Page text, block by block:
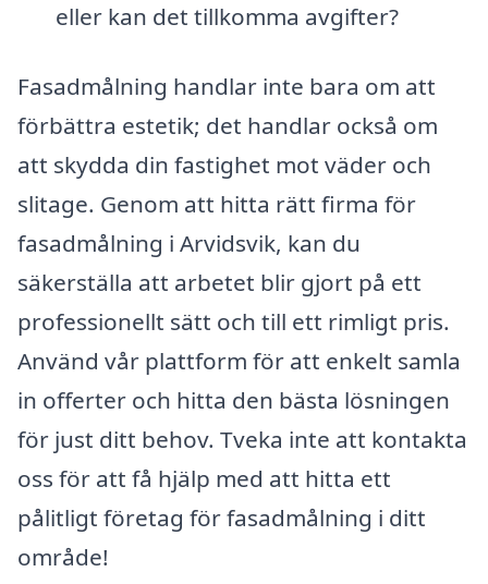
eller kan det tillkomma avgifter?
Fasadmålning handlar inte bara om att
förbättra estetik; det handlar också om
att skydda din fastighet mot väder och
slitage. Genom att hitta rätt firma för
fasadmålning i Arvidsvik, kan du
säkerställa att arbetet blir gjort på ett
professionellt sätt och till ett rimligt pris.
Använd vår plattform för att enkelt samla
in offerter och hitta den bästa lösningen
för just ditt behov. Tveka inte att kontakta
oss för att få hjälp med att hitta ett
pålitligt företag för fasadmålning i ditt
område!